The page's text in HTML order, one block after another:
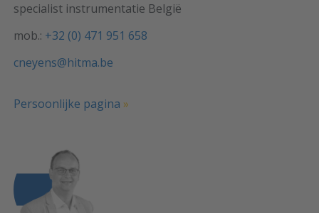
specialist instrumentatie België
mob.: +32 (0) 471 951 658
cneyens@hitma.be
Persoonlijke pagina »